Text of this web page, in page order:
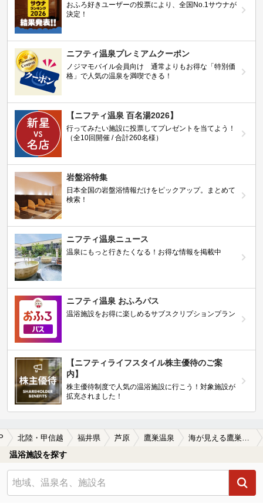
おふろ好きユーザーの投票により、全国No.1サウナが
決定！
ニフティ温泉プレミアムクーポン
ノジマモバイル会員向け 通常よりもお得な「特別価
格」で人気の温泉を満喫できる！
【ニフティ温泉 百名湯2026】
行ってみたい施設に投票してプレゼントを当てよう！
（全10回開催 / 合計260名様）
岩盤浴特集
日本全国の岩盤浴情報だけをピックアップ。まとめて
検索！
ニフティ温泉ニュース
温泉にもっと行きたくなる！お得な情報を掲載中
ニフティ温泉 おふろパス
温浴施設をお得に楽しめるサブスクリプションプラン
【ニフティライフスタイル株主優待のご案
内】
株主優待制度で人気の温浴施設に行こう！対象施設が
拡充されました！
北陸・甲信越 福井県 芦原 鷹巣温泉 海が見える鷹巣温泉の温泉、日帰り温泉、スーパー銭湯おすすめ
温浴施設を探す